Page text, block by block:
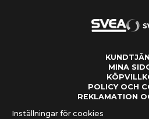
MINA
POLICY OCH
REKLAMATION
Inställningar för cookies